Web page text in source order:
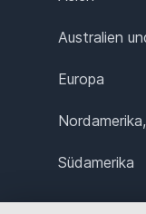
Australien
Europa
Südamerika